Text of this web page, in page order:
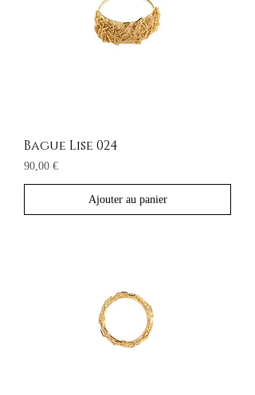
Bague Lise 024
Prix
90,00 €
Ajouter au panier